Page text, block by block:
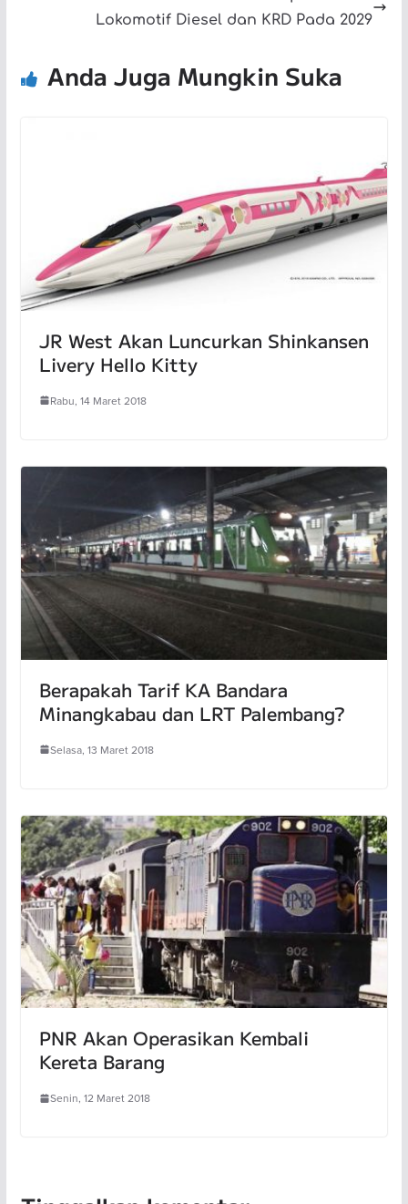
Lokomotif Diesel dan KRD Pada 2029
Anda Juga Mungkin Suka
JR West Akan Luncurkan Shinkansen
Livery Hello Kitty
Rabu, 14 Maret 2018
Berapakah Tarif KA Bandara
Minangkabau dan LRT Palembang?
Selasa, 13 Maret 2018
PNR Akan Operasikan Kembali
Kereta Barang
Senin, 12 Maret 2018